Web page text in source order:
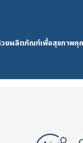
ผลิตภัณฑ์เพื่อสุขภาพคุ